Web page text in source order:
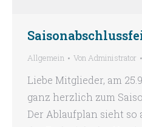
Allgemein VonAdministrator
Liebe Mitglieder, am
ganz herzlich zum
Der Ablaufplan sieht so